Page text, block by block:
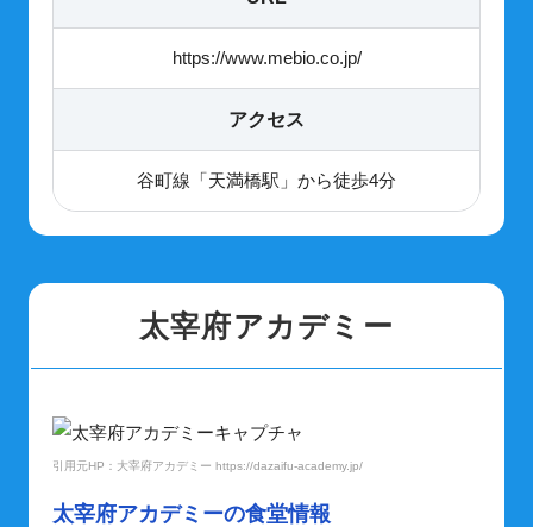
https://www.mebio.co.jp/
アクセス
谷町線「天満橋駅」から徒歩4分
太宰府アカデミー
引用元HP：大宰府アカデミー https://dazaifu-academy.jp/
太宰府アカデミーの食堂情報